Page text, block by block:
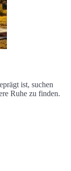
ist, suchen
Ruhe zu finden.